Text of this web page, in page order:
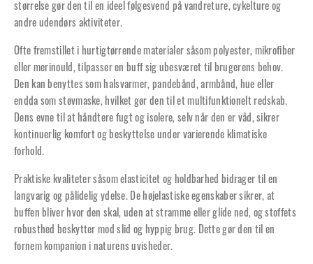
størrelse gør den til en ideel følgesvend på vandreture, cykelture og
andre udendørs aktiviteter.
Ofte fremstillet i hurtigtørrende materialer såsom polyester, mikrofiber
eller merinould, tilpasser en buff sig ubesværet til brugerens behov.
Den kan benyttes som halsvarmer, pandebånd, armbånd, hue eller
endda som støvmaske, hvilket gør den til et multifunktionelt redskab.
Dens evne til at håndtere fugt og isolere, selv når den er våd, sikrer
kontinuerlig komfort og beskyttelse under varierende klimatiske
forhold.
Praktiske kvaliteter såsom elasticitet og holdbarhed bidrager til en
langvarig og pålidelig ydelse. De højelastiske egenskaber sikrer, at
buffen bliver hvor den skal, uden at stramme eller glide ned, og stoffets
robusthed beskytter mod slid og hyppig brug. Dette gør den til en
fornem kompanion i naturens uvisheder.